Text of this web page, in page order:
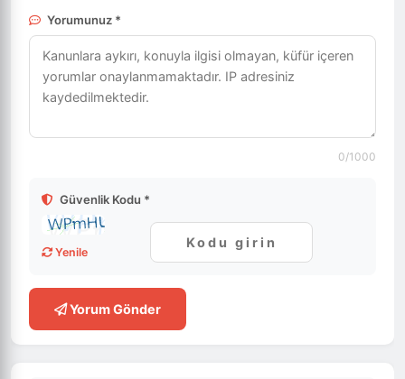
Yorumunuz *
0/1000
Güvenlik Kodu *
Yenile
Yorum Gönder